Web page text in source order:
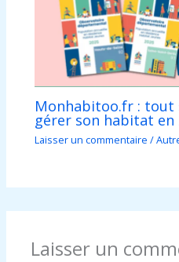
Monhabitoo.fr : tout
gérer son habitat en
Laisser un commentaire /
Laisser un